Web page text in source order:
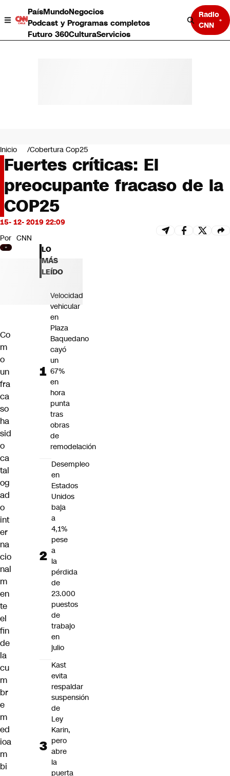
PaísMundoNegocios
Podcast y Programas completos
Futuro 360CulturaServicios
Radio
CNN
Negocios
Deportes
Programas completos
Cultura
Servicios
Bits
CNN tiempo
Futuro 360
Opinión
Inicio Cobertura Cop25
Fuertes críticas: El
preocupante fracaso de la
COP25
15- 12- 2019 22:09
Por CNN
Co
m
o
un
fra
ca
so
ha
sid
o
ca
tal
og
ad
o
int
er
na
cio
nal
m
en
te
el
fin
de
la
cu
m
br
e
m
ed
ioa
m
bi
LO
MÁS
LEÍDO
Velocidad
vehicular
en
Plaza
Baquedano
cayó
un
67%
en
hora
punta
tras
obras
de
remodelación
Desempleo
en
Estados
Unidos
baja
a
4,1%
pese
a
la
pérdida
de
23.000
puestos
de
trabajo
en
julio
Kast
evita
respaldar
suspensión
de
Ley
Karin,
pero
abre
la
puerta